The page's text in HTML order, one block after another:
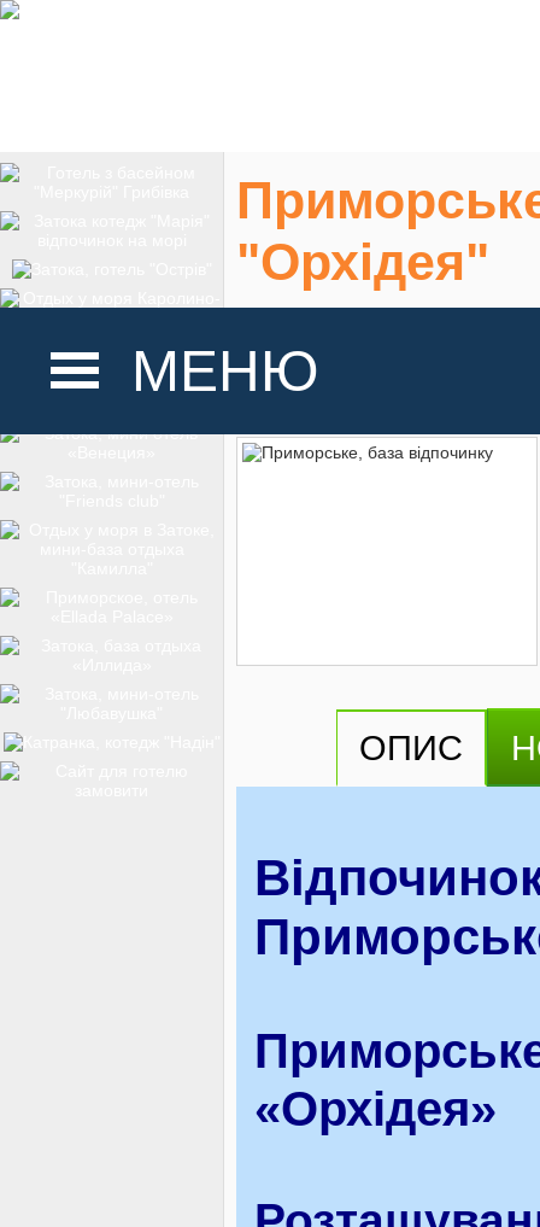
МЕНЮ
ТРАНСФЕР
ВІДВІДУВАЧАМ
"Орхідея"
На карте
ОПИС
«Орхідея»